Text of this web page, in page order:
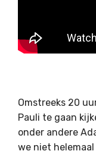
Omstreeks 20
Pauli te gaan
onder andere
we niet